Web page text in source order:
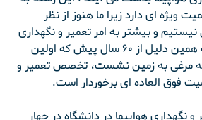
ویژه ای دارد زیرا ما هنوز از نظر
و بیشتر به امر تعمیر و نگهداری
هواپیما می پردازیم. به همین دلیل از ۶۰ سال پیش که اولین
مرغی به زمین نشست، تخصص تعمیر و
فوق العاده ای برخوردار است.
نگهداری هواپیما در دانشگاه در چهار